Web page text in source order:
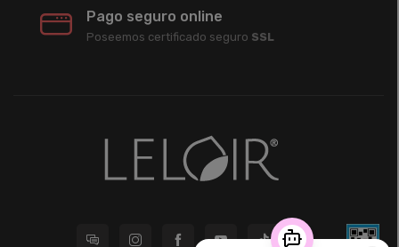
Pago seguro online
Poseemos certificado seguro SSL